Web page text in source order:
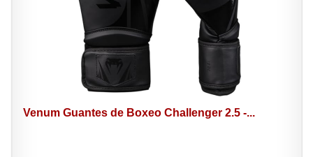
Venum Guantes de Boxeo Challenger 2.5 -...